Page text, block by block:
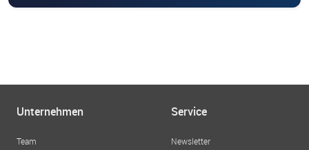
Unternehmen
Team
Service
Newsletter